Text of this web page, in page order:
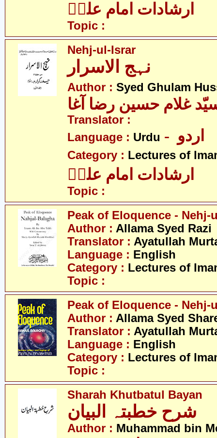
ارشادات امام علیؑ
Topic :
Nehj-ul-Israr
نہج الاسرار
Author : Syed Ghulam
غلام حسین رضا آغا
Translator :
Language : Urdu
Category : Lectures of
ارشادات امام علیؑ
Topic :
Peak of Eloquence - Nehj-
Author : Allama Syed Razi
Translator : Ayatullah
Language : English
Category : Lectures of
Topic :
Peak of Eloquence - Nehj-
Author : Allama Syed
Translator : Ayatullah
Language : English
Category : Lectures of
Topic :
Sharah Khutbatul Bayan
شرح خطبتہ البیان
Author : Muhammad bin